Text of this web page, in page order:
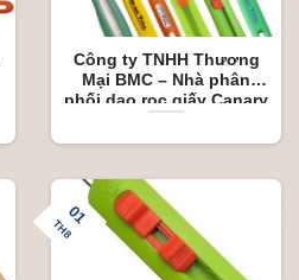
Công ty TNHH Thương
Mại BMC – Nhà phân
phối dao rọc giấy Canary
01
TH8